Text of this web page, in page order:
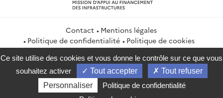
Contact
Mentions légales
Politique de confidentialité
Politique de cookies
Gestion des cookies
Flux RSS
service-public.gouv.fr
legifrance.gouv.fr
info.gouv.fr
data.gouv.fr
Ce site utilise des cookies et vous donne le contrôle sur ce que vous
souhaitez activer
Tout accepter
Tout refuser
Personnaliser
Politique de confidentialité